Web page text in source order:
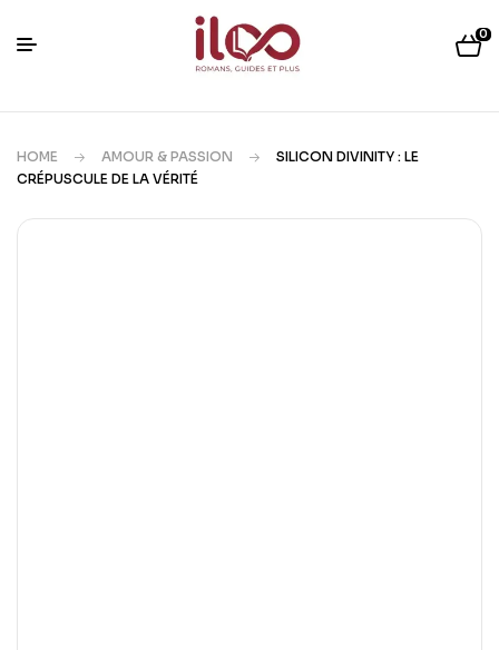
0
HOME AMOUR & PASSION
SILICON DIVINITY : LE
CRÉPUSCULE DE LA VÉRITÉ